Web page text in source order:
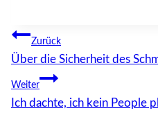
Zurück
Über die Sicherheit des
Weiter
Ich dachte, ich kein People